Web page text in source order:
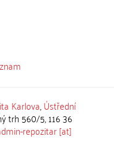
Karlova,Ústřední
trh 560/5, 116 36
repozitar [at]